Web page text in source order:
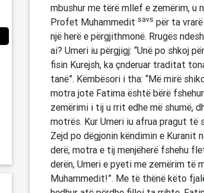
mbushur me tërë mllef e zemërim, u
Profet Muhammedit savs për ta
një herë e përgjithmonë. Rrugës
ai? Umeri iu përgjigj: “Unë po shkoj
fisin Kurejsh, ka çnderuar traditat
tanë”. Këmbësori i tha: “Më mirë
motra jote Fatima është bërë
zemërimi i tij u rrit edhe më shumë,
motrës. Kur Umeri iu afrua pragut të
Zejd po dëgjonin këndimin e Kuranit
derë, motra e tij menjëherë fshehu
derën, Umeri e pyeti me zemërim të
Muhammedit!”. Me të thënë këto